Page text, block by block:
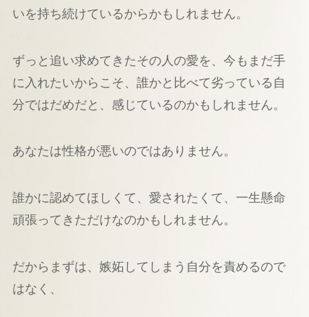
いを持ち続けているからかもしれません。
ずっと追い求めてきたその人の愛を、今もまだ手
に入れたいからこそ、誰かと比べて劣っている自
分ではだめだと、感じているのかもしれません。
あなたは性格が悪いのではありません。
誰かに認めてほしくて、愛されたくて、一生懸命
頑張ってきただけなのかもしれません。
だからまずは、嫉妬してしまう自分を責めるので
はなく、